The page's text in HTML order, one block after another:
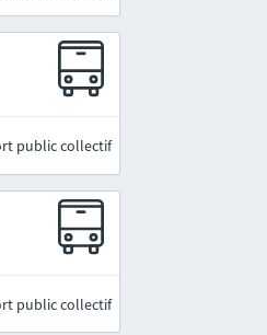
public collectif
public collectif